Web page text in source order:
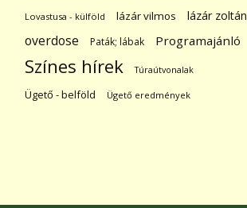
Lovastusa - külföld lázár vilmos lázár zoltán
overdose Paták; lábak Programajánló
Színes hírek Túraútvonalak
Ügető - belföld Ügető eredmények